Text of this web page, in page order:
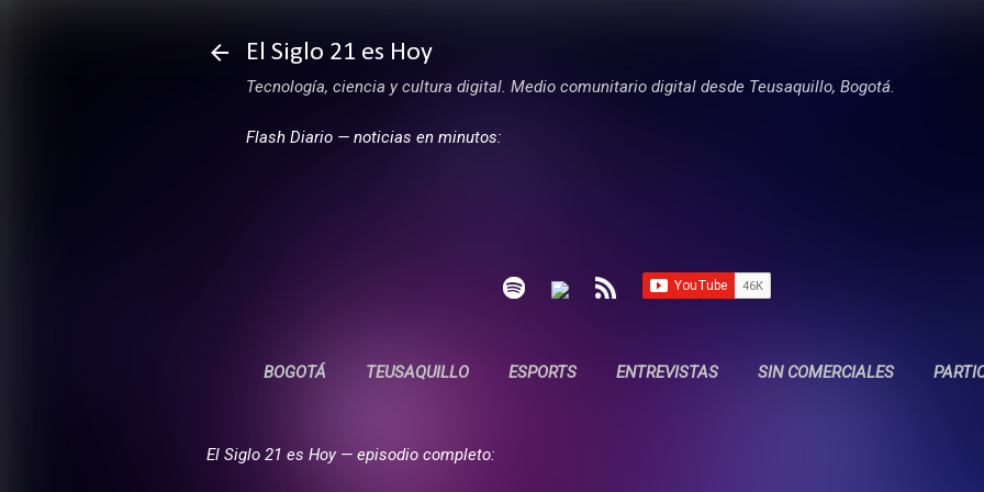
El Siglo 21 es Hoy
Tecnología, ciencia y cultura digital. Medio comunitario digital desde Teusaquillo, Bogotá.
Flash Diario — noticias en minutos:
BOGOTÁ TEUSAQUILLO ESPORTS ENTREVISTAS SIN COMERCIALES
El Siglo 21 es Hoy — episodio completo: